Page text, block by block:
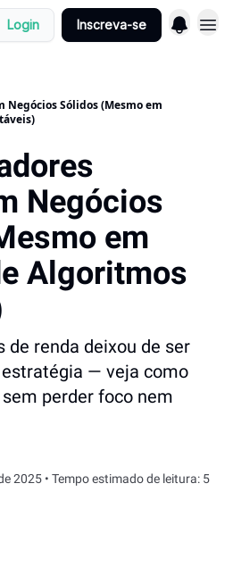
Login Inscreva-se
Negócios Sólidos (Mesmo em
Negócios
em
Algoritmos
de renda deixou de ser
— veja como
perder foco nem
2025 • Tempo estimado de leitura: 5